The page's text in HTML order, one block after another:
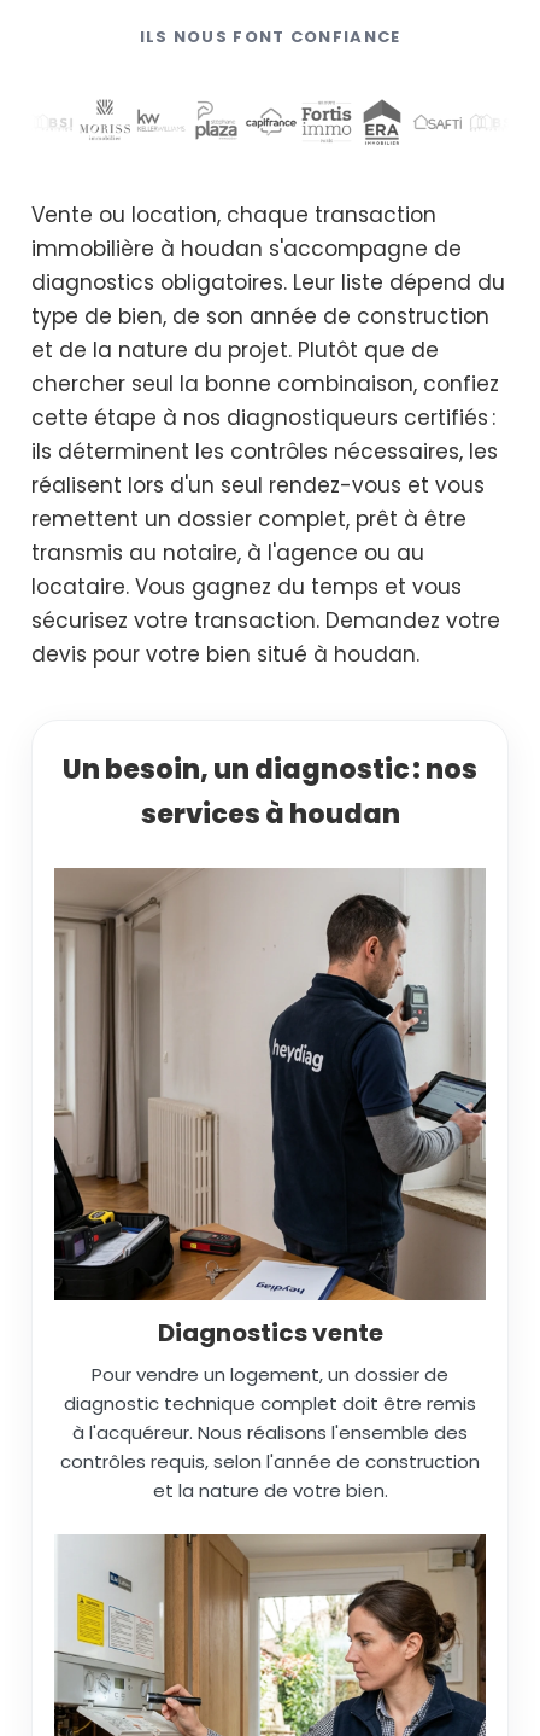
ILS NOUS FONT CONFIANCE
Vente ou location, chaque transaction
immobilière à houdan s'accompagne de
diagnostics obligatoires. Leur liste dépend du
type de bien, de son année de construction
et de la nature du projet. Plutôt que de
chercher seul la bonne combinaison, confiez
cette étape à nos diagnostiqueurs certifiés :
ils déterminent les contrôles nécessaires, les
réalisent lors d'un seul rendez-vous et vous
remettent un dossier complet, prêt à être
transmis au notaire, à l'agence ou au
locataire. Vous gagnez du temps et vous
sécurisez votre transaction. Demandez votre
devis pour votre bien situé à houdan.
Un besoin, un diagnostic : nos
services à houdan
Diagnostics vente
Pour vendre un logement, un dossier de
diagnostic technique complet doit être remis
à l'acquéreur. Nous réalisons l'ensemble des
contrôles requis, selon l'année de construction
et la nature de votre bien.